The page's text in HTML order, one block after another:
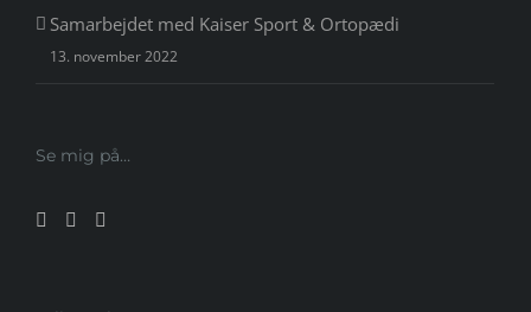
Samarbejdet med Kaiser Sport & Ortopædi
13. november 2022
Se mig på…